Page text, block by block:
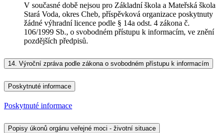
V současné době nejsou pro Základní škola a Mateřská škola
Stará Voda, okres Cheb, příspěvková organizace poskytnuty
žádné výhradní licence podle § 14a odst. 4 zákona č.
106/1999 Sb., o svobodném přístupu k informacím, ve znění
pozdějších předpisů.
14. Výroční zpráva podle zákona o svobodném přístupu k informacím
Poskytnuté informace
Poskytnuté informace
Popisy úkonů orgánu veřejné moci - životní situace